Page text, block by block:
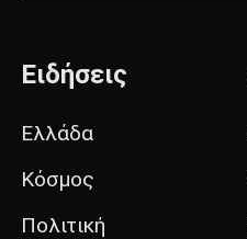
Ειδήσεις
Ελλάδα
Κόσμος
Πολιτική